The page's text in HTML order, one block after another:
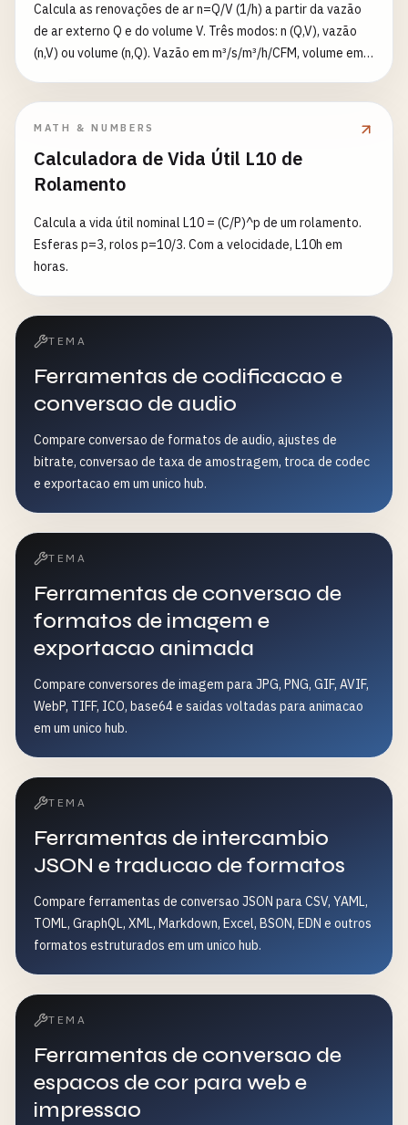
Calcula as renovações de ar n=Q/V (1/h) a partir da vazão
de ar externo Q e do volume V. Três modos: n (Q,V), vazão
(n,V) ou volume (n,Q). Vazão em m³/s/m³/h/CFM, volume em
MATH & NUMBERS
Calculadora de Vida Útil L10 de
Rolamento
Calcula a vida útil nominal L10 = (C/P)^p de um rolamento.
Esferas p=3, rolos p=10/3. Com a velocidade, L10h em
horas.
TEMA
Ferramentas de codificacao e
conversao de audio
Compare conversao de formatos de audio, ajustes de
bitrate, conversao de taxa de amostragem, troca de codec
e exportacao em um unico hub.
TEMA
Ferramentas de conversao de
formatos de imagem e
exportacao animada
Compare conversores de imagem para JPG, PNG, GIF, AVIF,
WebP, TIFF, ICO, base64 e saidas voltadas para animacao
em um unico hub.
TEMA
Ferramentas de intercambio
JSON e traducao de formatos
Compare ferramentas de conversao JSON para CSV, YAML,
TOML, GraphQL, XML, Markdown, Excel, BSON, EDN e outros
formatos estruturados em um unico hub.
TEMA
Ferramentas de conversao de
espacos de cor para web e
impressao